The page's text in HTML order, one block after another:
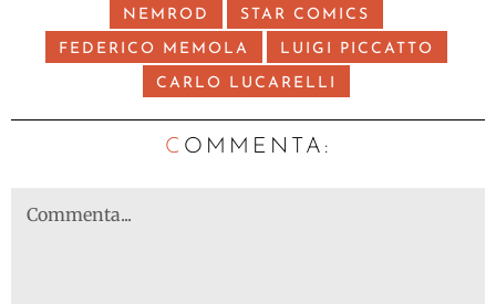
NEMROD STAR COMICS
FEDERICO MEMOLA LUIGI PICCATTO
CARLO LUCARELLI
C OMMENTA: